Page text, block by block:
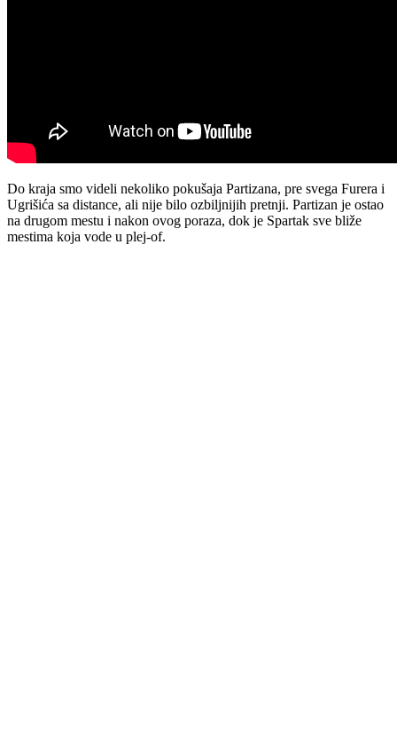
Do kraja smo videli nekoliko pokušaja Partizana, pre svega Furera i
Ugrišića sa distance, ali nije bilo ozbiljnijih pretnji. Partizan je ostao
na drugom mestu i nakon ovog poraza, dok je Spartak sve bliže
mestima koja vode u plej-of.